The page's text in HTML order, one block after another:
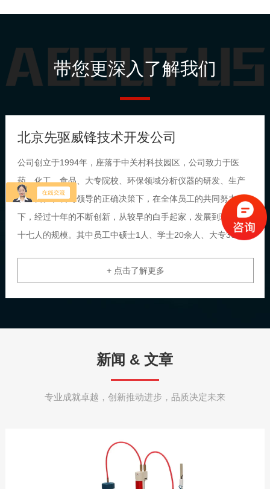
点体积等），还可以打印滴
效率，减...
利于提高工作效率。
带您更深入了解我们
北京先驱威锋技术开发公司
公司创立于1994年，座落于中关村科技园区，公司致力于医
药、化工、食品、大专院校、环保领域分析仪器的研发、生产
和经营。在公司领导的正确决策下，在全体员工的共同努力
下，经过十年的不断创新，从较早的白手起家，发展到现有六
十七人的规模。其中员工中硕士1人、学士20余人、大专30余
专业。公司已在Z初经历了市场、人员、技术等各个问题之后，
+ 点击了解更多
新闻 & 文章
专业成就卓越，创新推动进步，品质决定未来